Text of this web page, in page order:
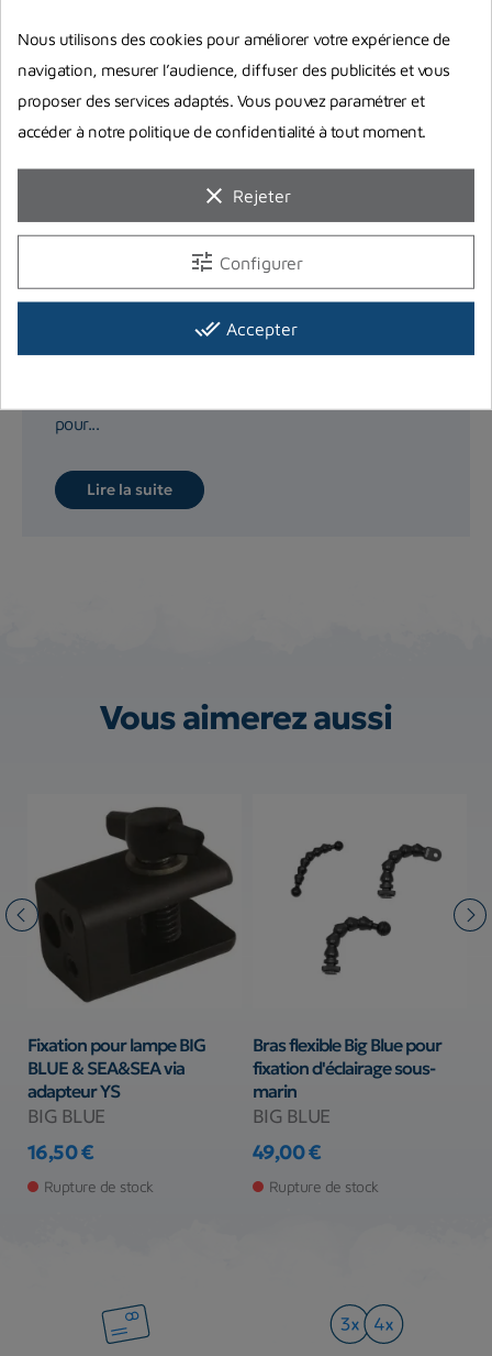
4 conseils pour choisir sa lampe ou
son phare de plongée sous marine
pour...
Lire la suite
Vous aimerez aussi
Fixation pour lampe BIG
BLUE & SEA&SEA via
adapteur YS
BIG BLUE
Prix
16,50 €
Rupture de stock
Bras flexible Big Blue pour
fixation d'éclairage sous-
marin
BIG BLUE
Prix
49,00 €
Rupture de stock
Nous utilisons des cookies pour améliorer votre expérience de
navigation, mesurer l’audience, diffuser des publicités et vous
proposer des services adaptés. Vous pouvez paramétrer et
accéder à notre politique de confidentialité à tout moment.
clear Rejeter
tune Configurer
done_all Accepter